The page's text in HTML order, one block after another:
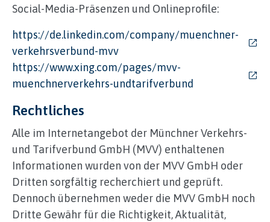
Social-Media-Präsenzen und Onlineprofile:
https://de.linkedin.com/company/muenchner-
verkehrsverbund-mvv
https://www.xing.com/pages/mvv-
muenchnerverkehrs-undtarifverbund
Rechtliches
Alle im Internetangebot der Münchner Verkehrs-
und Tarifverbund GmbH (MVV) enthaltenen
Informationen wurden von der MVV GmbH oder
Dritten sorgfältig recherchiert und geprüft.
Dennoch übernehmen weder die MVV GmbH noch
Dritte Gewähr für die Richtigkeit, Aktualität,